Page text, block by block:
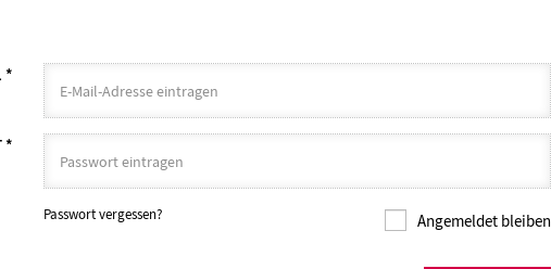
*
*
Passwort vergessen? Angemeldet bleiben